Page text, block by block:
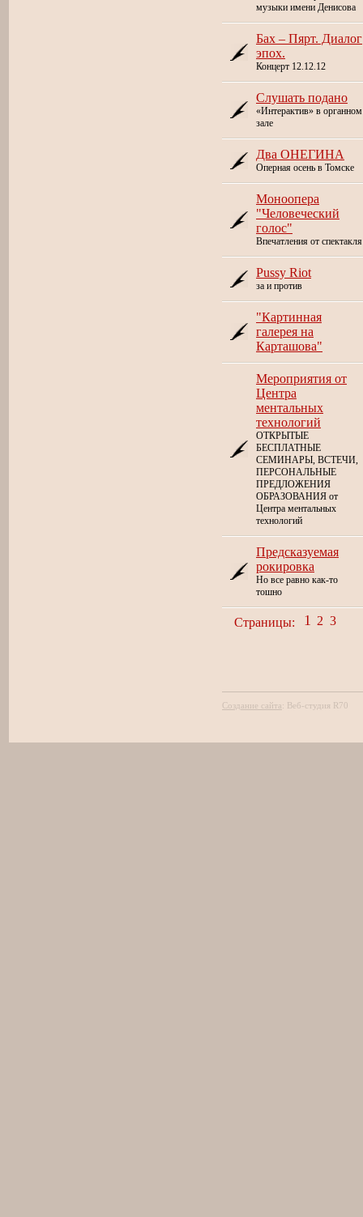
музыки имени Денисова
Бах – Пярт. Диалог
эпох.
Концерт 12.12.12
Слушать подано
«Интерактив» в органном
зале
Два ОНЕГИНА
Оперная осень в Томске
Моноопера
"Человеческий
голос"
Впечатления от спектакля
Pussy Riot
за и против
"Картинная
галерея на
Карташова"
Мероприятия от
Центра
ментальных
технологий
ОТКРЫТЫЕ
БЕСПЛАТНЫЕ
СЕМИНАРЫ, ВСТЕЧИ,
ПЕРСОНАЛЬНЫЕ
ПРЕДЛОЖЕНИЯ
ОБРАЗОВАНИЯ от
Центра ментальных
технологий
Предсказуемая
рокировка
Но все равно как-то
тошно
Страницы: 1 2 3
Создание сайта: Веб-студия R70